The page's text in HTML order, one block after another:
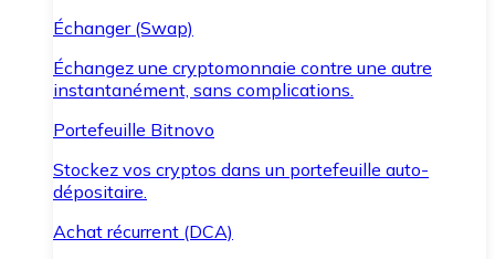
Échanger (Swap)
Échangez une cryptomonnaie contre une autre
instantanément, sans complications.
Portefeuille Bitnovo
Stockez vos cryptos dans un portefeuille auto-
dépositaire.
Achat récurrent (DCA)